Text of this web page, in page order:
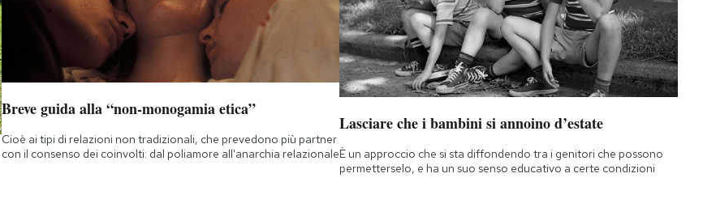
Breve guida alla “non-monogamia etica”
Cioè ai tipi di relazioni non tradizionali, che prevedono più partner
con il consenso dei coinvolti: dal poliamore all'anarchia relazionale
Lasciare che i bambini si annoino d’estate
È un approccio che si sta diffondendo tra i genitori che possono
permetterselo, e ha un suo senso educativo a certe condizioni